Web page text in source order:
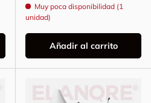
Muy poca disponibilidad (1
unidad)
Añadir al carrito